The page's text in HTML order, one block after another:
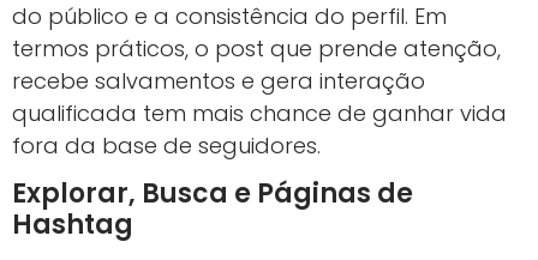
do público e a consistência do perfil. Em
termos práticos, o post que prende atenção,
recebe salvamentos e gera interação
qualificada tem mais chance de ganhar vida
fora da base de seguidores.
Explorar, Busca e Páginas de
Hashtag